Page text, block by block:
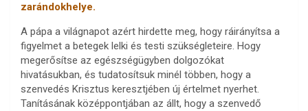
zarándokhelye.
A pápa a világnapot azért hirdette meg, hogy ráirányítsa a
figyelmet a betegek lelki és testi szükségleteire. Hogy
megerősítse az egészségügyben dolgozókat
hivatásukban, és tudatosítsuk minél többen, hogy a
szenvedés Krisztus keresztjében új értelmet nyerhet.
Tanításának középpontjában az állt, hogy a szenvedő